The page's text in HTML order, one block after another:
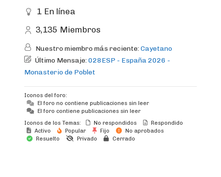
1 En línea
3,135 Miembros
Nuestro miembro más reciente:Cayetano
Último Mensaje:028ESP - España 2026 -
Monasterio de Poblet
Iconos del foro:
El foro no contiene publicaciones sin leer
El foro contiene publicaciones sin leer
Iconos de los Temas:
No respondidos
Respondido
Activo
Popular Fijo
No aprobados
Resuelto
Privado Cerrado